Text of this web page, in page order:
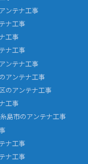
ンテナ工事
ナ工事
工事
ナ工事
ンテナ工事
アンテナ工事
のアンテナ工事
工事
糸島市のアンテナ工事
ナ工事
ナ工事